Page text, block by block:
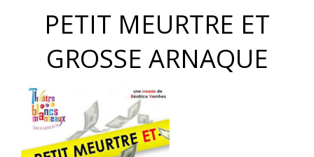
PETIT MEURTRE ET
GROSSE ARNAQUE